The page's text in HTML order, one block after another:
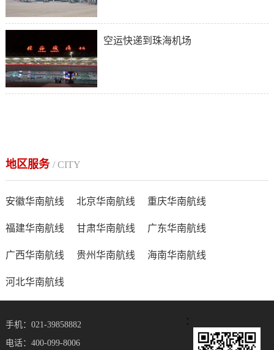
空运快递到珠海机场
地区服务 / CITY
安徽华南航线 北京华南航线 重庆华南航线
福建华南航线 甘肃华南航线 广东华南航线
广西华南航线 贵州华南航线 海南华南航线
河北华南航线
：
手机：021-39858882
电话：400-099-8006